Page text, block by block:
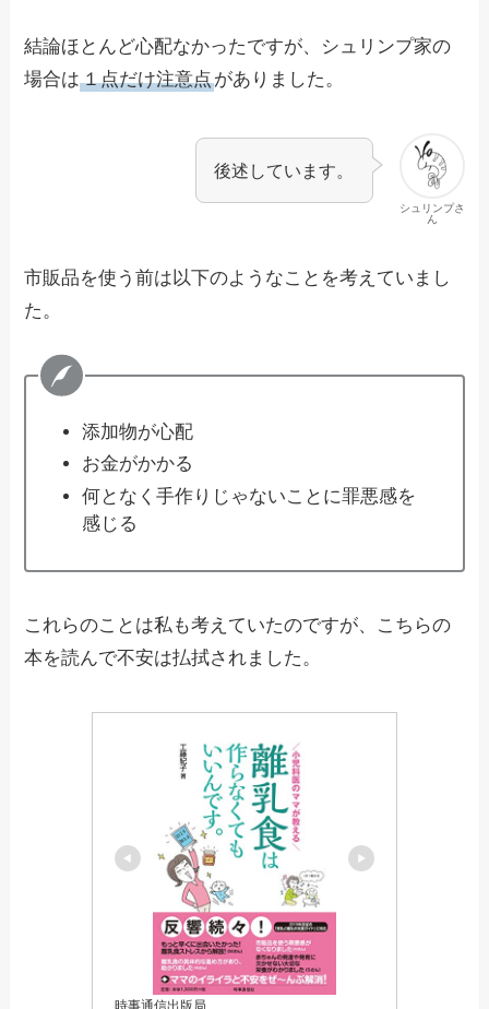
結論ほとんど心配なかったですが、シュリンプ家の
場合は１点だけ注意点がありました。
シュリンプさ
ん
後述しています。
市販品を使う前は以下のようなことを考えていまし
た。
添加物が心配
お金がかかる
何となく手作りじゃないことに罪悪感を
感じる
これらのことは私も考えていたのですが、こちらの
本を読んで不安は払拭されました。
時事通信出版局